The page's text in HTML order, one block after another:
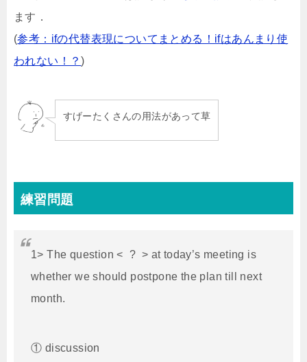
ます．
(参考：ifの代替表現についてまとめる！ifはあんまり使
われない！？)
すげーたくさんの用法があって草
練習問題
1> The question < ? > at today’s meeting is
whether we should postpone the plan till next
month.
① discussion